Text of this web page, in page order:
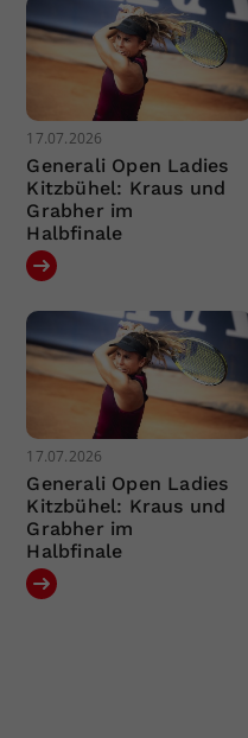
17.07.2026
Generali Open Ladies
Kitzbühel: Kraus und
Grabher im
Halbfinale
17.07.2026
Generali Open Ladies
Kitzbühel: Kraus und
Grabher im
Halbfinale